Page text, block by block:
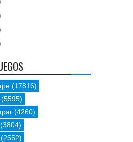
(17816)
(5595)
(4260)
(3804)
(2552)